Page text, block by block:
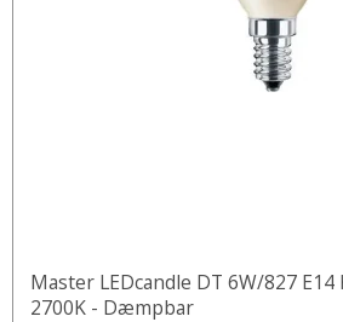
Master LEDcandle DT 6W/827 E14
2700K - Dæmpbar